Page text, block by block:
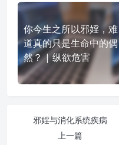
你今生之所以邪婬，难
道真的只是生命中的偶
然？ | 纵欲危害
邪婬与消化系统疾病
上一篇